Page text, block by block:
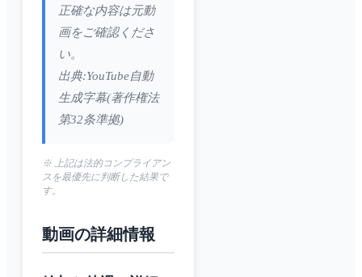
正確な内容は元動
画をご確認くださ
い。
出典:YouTube自動
生成字幕(著作権法
第32条準拠)
※ 上記は法的コンプライアン
スを最優先に判断した結果で
す。
動画の詳細情報